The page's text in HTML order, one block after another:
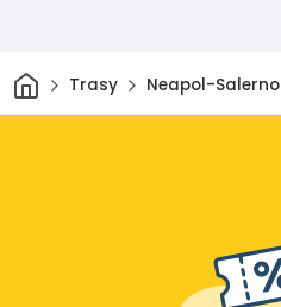
DomTrasy Neapol-Salerno